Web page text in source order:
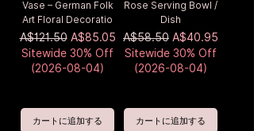
Vase – German Folk
Art Floral Decoratio
通常価格
A$121.50 セール価格
A$85.05
Sitewide 30% Off
(2026-08-04)
カートに追加する
Rose Serving Bowl /
Dish
通常価格
A$58.50 セール価格
A$40.95
Sitewide 30% Off
(2026-08-04)
カートに追加する